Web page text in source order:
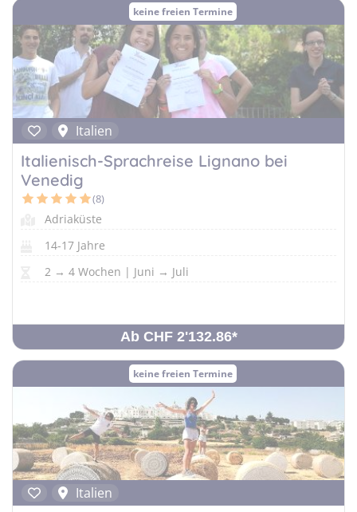
keine freien Termine
Italien
Italienisch-Sprachreise Lignano bei
Venedig
(8)
Adriaküste
14-17 Jahre
2 → 4 Wochen | Juni → Juli
Ab CHF 2'132.86*
keine freien Termine
Italien